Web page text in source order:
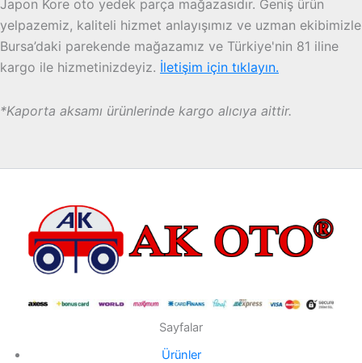
Japon Kore oto yedek parça mağazasıdır. Geniş ürün
yelpazemiz, kaliteli hizmet anlayışımız ve uzman ekibimizle
Bursa’daki parekende mağazamız ve Türkiye'nin 81 iline
kargo ile hizmetinizdeyiz. İletişim için tıklayın.
*Kaporta aksamı ürünlerinde kargo alıcıya aittir.
Sayfalar
Ürünler